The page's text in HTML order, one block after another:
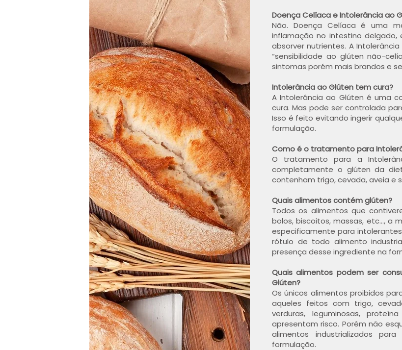
Doença Celíaca e Intolerância ao
Não. Doença Celíaca é uma
inflamação no intestino
absorver nutrientes. A
“sensibilidade ao glúten não-
sintomas porém mais brandos e
Intolerância ao Glúten tem cura?
A Intolerância ao Glúten é uma
cura. Mas pode ser controlada
Isso é feito evitando ingerir
formulação.
Como é o tratamento para
O tratamento para a
completamente o glúten da
contenham trigo, cevada, aveia e
Quais alimentos contém glúten?
Todos os alimentos que
bolos, biscoitos, massas, etc..., a
especificamente para
rótulo de todo alimento
presença desse ingrediente na
Quais alimentos podem ser
Glúten?
Os únicos alimentos proibidos
aqueles feitos com trigo,
verduras, leguminosas,
apresentam risco. Porém não
alimentos industrializados
formulação.